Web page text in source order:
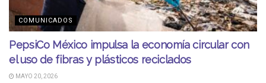
COMUNICADOS
PepsiCo México impulsa la economía circular con
el uso de fibras y plásticos reciclados
MAYO 20, 2026